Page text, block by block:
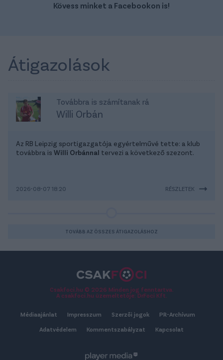
Kövess minket a Facebookon is!
Átigazolások
Továbbra is számítanak rá
Willi Orbán
Az RB Leipzig sportigazgatója egyértelművé tette: a klub
továbbra is Willi Orbánnal tervezi a következő szezont.
2026-08-07 18:20 RÉSZLETEK
TOVÁBB AZ ÖSSZES ÁTIGAZOLÁSHOZ
Csakfoci.hu © 2026 Minden jog fenntartva.
A csakfoci.hu üzemeltetője: DrFoci Kft.
Médiaajánlat Impresszum Szerzői jogok PR-Archívum
Adatvédelem Kommentszabályzat Kapcsolat